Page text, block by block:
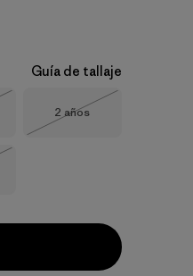
Guía de tallaje
Talla
2 años